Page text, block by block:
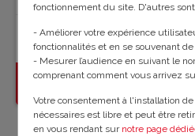
267 m² 7
fonctionnement du site. D'autres
- Améliorer votre expérience
fonctionnalités et en se souvenant de
- Mesurer l’audience en suivant le
comprenant comment vous arrivez
Votre consentement à l'installation
nécessaires est libre et peut être
en vous rendant sur notre page